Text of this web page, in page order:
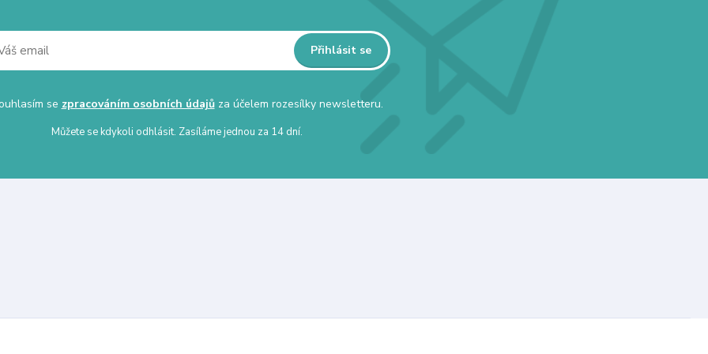
Přihlásit se
se zpracováním osobních údajůza účelem rozesílky newsletteru.
Můžete se kdykoli odhlásit. Zasíláme jednou za 14 dní.